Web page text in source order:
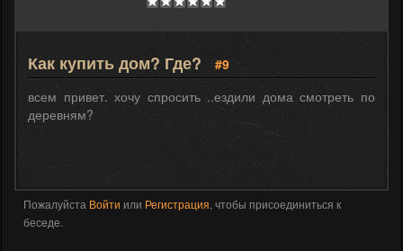
Как купить дом? Где?
#9
всем привет. хочу спросить ..ездили дома смотреть по
деревням?
Пожалуйста Войти или Регистрация, чтобы присоединиться к
беседе.